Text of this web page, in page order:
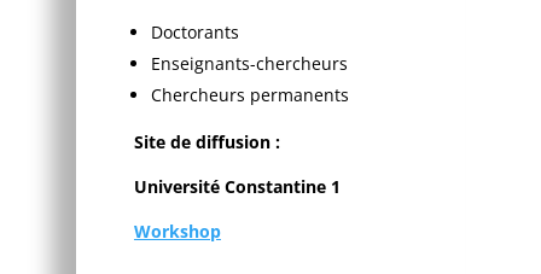
Doctorants
Enseignants-chercheurs
Chercheurs permanents
Site de diffusion :
Université Constantine 1
Workshop